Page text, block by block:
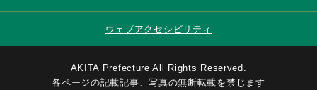
ウェブアクセシビリティ
AKITA Prefecture All Rights Reserved.
各ページの記載記事、写真の無断転載を禁じます